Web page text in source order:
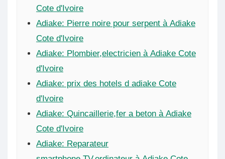
Cote d'Ivoire
Adiake: Pierre noire pour serpent à Adiake
Cote d'Ivoire
Adiake: Plombier,electricien à Adiake Cote
d'Ivoire
Adiake: prix des hotels d adiake Cote
d'Ivoire
Adiake: Quincaillerie,fer a beton à Adiake
Cote d'Ivoire
Adiake: Reparateur